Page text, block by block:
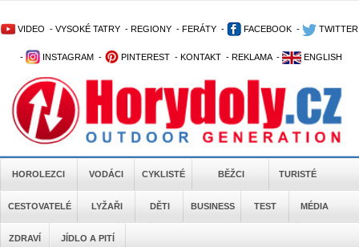
VIDEO - VYSOKÉ TATRY - REGIONY - FERÁTY - FACEBOOK - TWITTER
- INSTAGRAM - PINTEREST - KONTAKT - REKLAMA - ENGLISH
HOROLEZCI VODÁCI CYKLISTÉ BĚŽCI TURISTÉ
CESTOVATELÉ LYŽAŘI DĚTI BUSINESS TEST MÉDIA
ZDRAVÍ JÍDLO A PITÍ